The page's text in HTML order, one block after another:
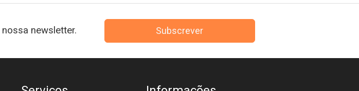
newsletter. Subscrever